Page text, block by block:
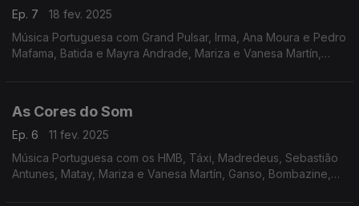
Ep. 7
18 fev. 2025
Música Portuguesa com Grand Pulsar, Irma, Ana Moura e Pedro
Mafama, Batida e Mayra Andrade, Mariza e Vanesa Martín,
As Cores do Som
Ep. 6
11 fev. 2025
Música Portuguesa com os HMB, Táxi, Madredeus, Sebastião
Antunes, Matay, Mariza e Vanesa Martín, Ganso, Bombazine,